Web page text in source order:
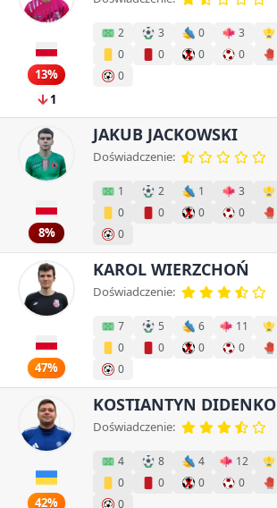
13%
1
2 3 0 3
0
0 0 0
0
8%
JAKUB JACKOWSKI
Doświadczenie:
1 2 1 3
0
0 0 0
0
47%
KAROL WIERZCHOŃ
Doświadczenie:
7 5 6 11
0
0 0 0
0
42%
KOSTIANTYN DIDENKO
Doświadczenie:
4 8 4 12
0
0 0 0
0